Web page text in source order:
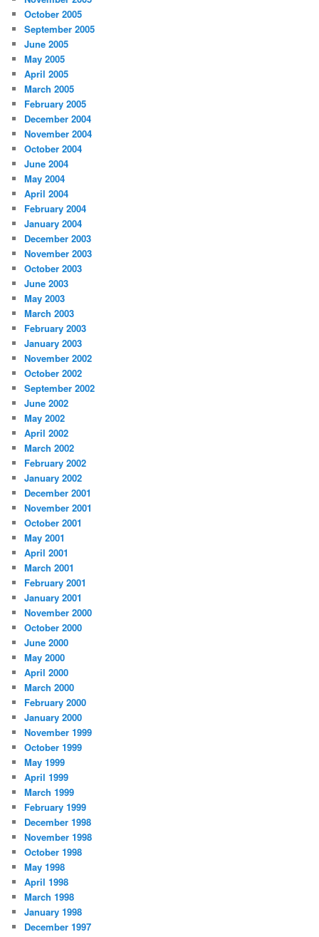
October 2005
September 2005
June 2005
May 2005
April 2005
March 2005
February 2005
December 2004
November 2004
October 2004
June 2004
May 2004
April 2004
February 2004
January 2004
December 2003
November 2003
October 2003
June 2003
May 2003
March 2003
February 2003
January 2003
November 2002
October 2002
September 2002
June 2002
May 2002
April 2002
March 2002
February 2002
January 2002
December 2001
November 2001
October 2001
May 2001
April 2001
March 2001
February 2001
January 2001
November 2000
October 2000
June 2000
May 2000
April 2000
March 2000
February 2000
January 2000
November 1999
October 1999
May 1999
April 1999
March 1999
February 1999
December 1998
November 1998
October 1998
May 1998
April 1998
March 1998
January 1998
December 1997